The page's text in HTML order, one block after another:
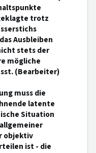
trotz
Ausbleiben
stets der
mögliche
(Bearbeiter)
muss die
latente
Situation
objektiv
ist - die